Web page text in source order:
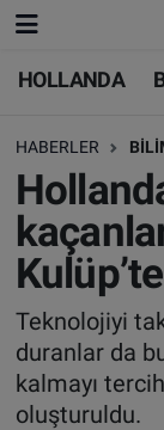
HOLLANDA
HABERLER
Teknolojiyi
duranlar da
kalmayı
oluşturuldu.
BELÇİKA
ALMANYA
FRANSA
SAĞLIK -
BELÇİKA
ALMANYA
TÜRKİYE
DÜNYA
BİLİM-
Nöbetçi
Hava
Trafik
Süper Lig
Tüm
Son